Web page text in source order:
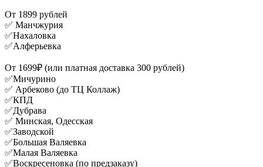
От 1899 рублей
✅ Манчжурия
✅Нахаловка
✅Алферьевка
От 1699₽ (или платная доставка 300 рублей)
✅Мичурино
✅ Арбеково (до ТЦ Коллаж)
✅КПД
✅Дубрава
✅ Минская, Одесская
✅Заводской
✅Большая Валяевка
✅Малая Валяевка
✅Воскресеновка (по предзаказу)